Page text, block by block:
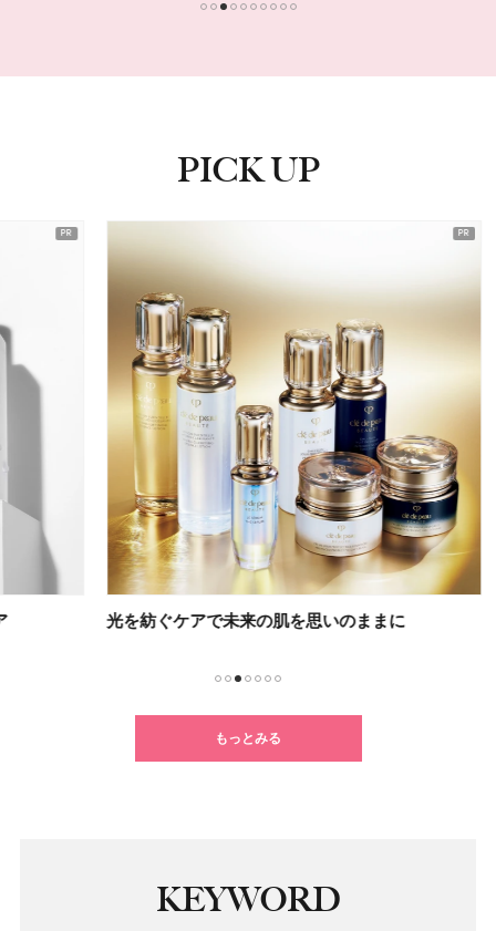
PICK UP
光を紡ぐケアで未来の肌を思いのままに
もっとみる
KEYWORD